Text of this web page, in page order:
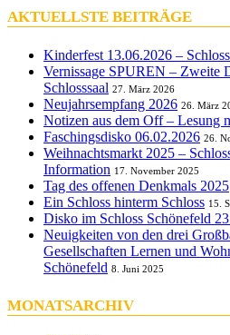
AKTUELLSTE BEITRÄGE
Kinderfest 13.06.2026 –
Vernissage SPUREN – Zweite
Schlosssaal 27. März 2026
Neujahrsempfang 2026 26. März
Notizen aus dem Off – Lesung
Faschingsdisko 06.02.2026 26.
Weihnachtsmarkt 2025 –
Information 17. November 2025
Tag des offenen Denkmals 2025
Ein Schloss hinterm Schloss 15.
Disko im Schloss Schönefeld
Neuigkeiten von den drei
Gesellschaften Lernen und
Schönefeld 8. Juni 2025
MONATSARCHIV